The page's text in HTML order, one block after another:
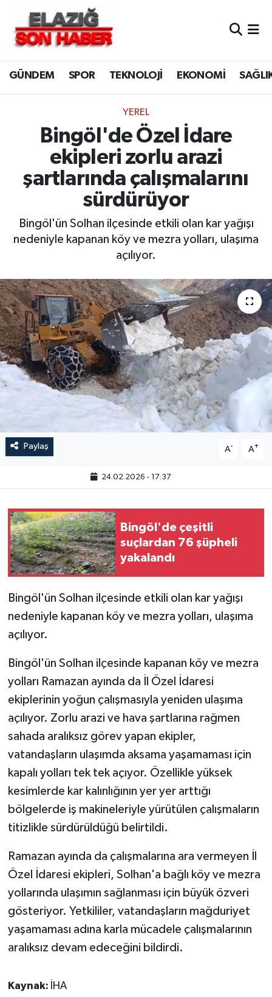
GÜNDEM SPOR TEKNOLOJİ EKONOMİ
YEREL
Bingöl'de Özel İdare
ekipleri zorlu arazi
şartlarında çalışmalarını
sürdürüyor
Bingöl'ün Solhan ilçesinde etkili olan kar yağışı
nedeniyle kapanan köy ve mezra yolları, ulaşıma
açılıyor.
Paylaş A- A+
24.02.2026 - 17:37
Bingöl'de çeşitli
suçlardan 76 şüpheli
yakalandı
Bingöl'ün Solhan ilçesinde etkili olan kar yağışı
nedeniyle kapanan köy ve mezra yolları, ulaşıma
açılıyor.
Bingöl'ün Solhan ilçesinde kapanan köy ve mezra
yolları Ramazan ayında da İl Özel İdaresi
ekiplerinin yoğun çalışmasıyla yeniden ulaşıma
açılıyor. Zorlu arazi ve hava şartlarına rağmen
sahada aralıksız görev yapan ekipler,
vatandaşların ulaşımda aksama yaşamaması için
kapalı yolları tek tek açıyor. Özellikle yüksek
kesimlerde kar kalınlığının yer yer arttığı
bölgelerde iş makineleriyle yürütülen çalışmaların
titizlikle sürdürüldüğü belirtildi.
Ramazan ayında da çalışmalarına ara vermeyen İl
Özel İdaresi ekipleri, Solhan'a bağlı köy ve mezra
yollarında ulaşımın sağlanması için büyük özveri
gösteriyor. Yetkililer, vatandaşların mağduriyet
yaşamaması adına karla mücadele çalışmalarının
aralıksız devam edeceğini bildirdi.
Kaynak: İHA
CANLI YAYIN
ASAYİŞ
BİLİM VE TEKNOLOJİ
DÜNYA
EĞİTİM
EKONOMİ
ELAZIĞ
GÜNDEM
HABERDE İNSAN
KÜLTÜR-SANAT
MAGAZİN
ÖZEL HABER
SAĞLIK
SİYASET
SPOR
TEKNOLOJİ
YAŞAM
Merkez Hava Durumu
Merkez Trafik Yoğunluk Haritası
Süper Lig Puan Durumu ve Fikstür
Tüm Manşetler
Son Dakika Haberleri
Haber Arşivi